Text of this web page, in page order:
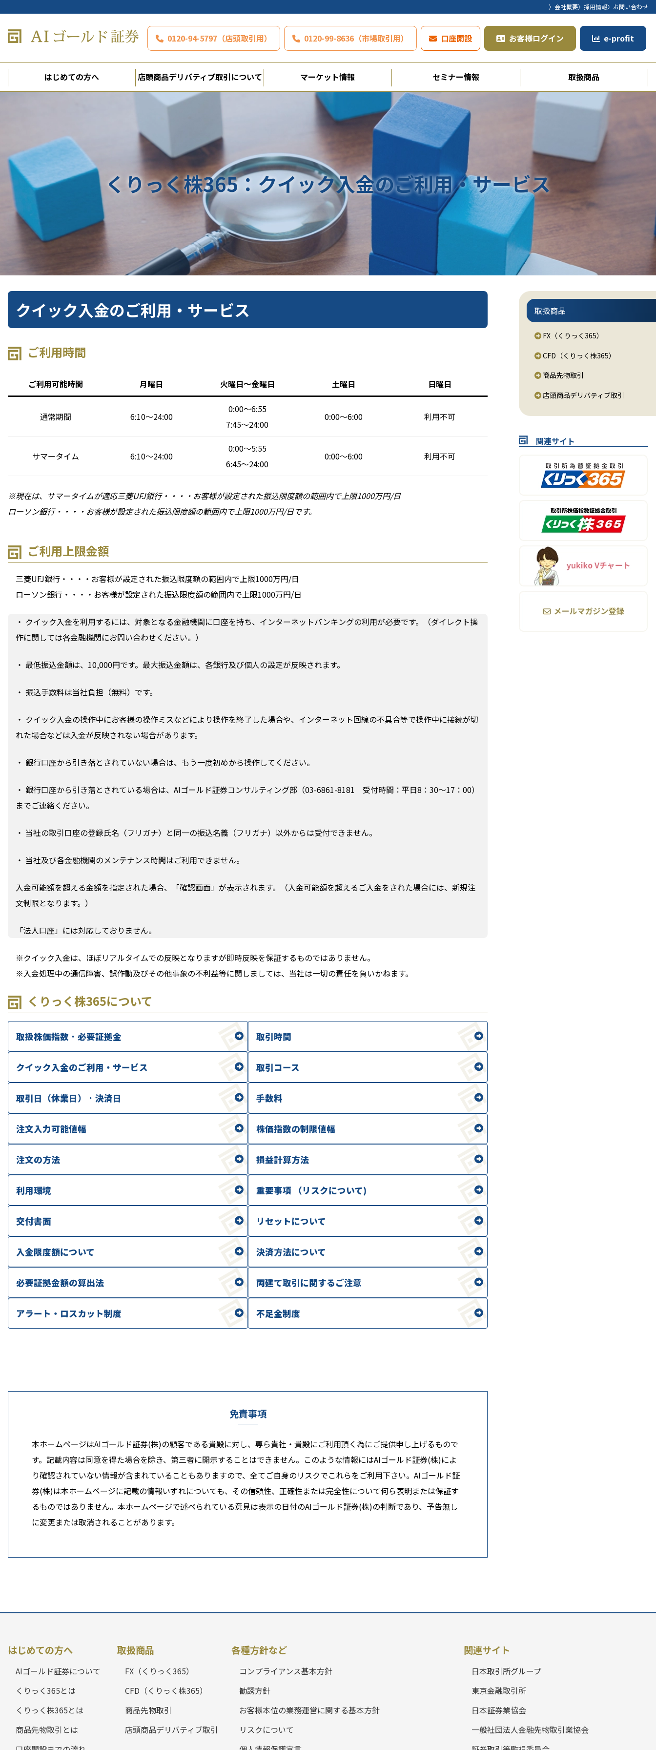
〉会社概要〉採用情報〉お問い合わせ
0120-94-5797（店頭取引用） 0120-99-8636（市場取引用） 口座開設 お客様ログイン e-profit
はじめての方へ 店頭商品デリバティブ取引について マーケット情報 セミナー情報 取扱商品
くりっく株365：クイック入金のご利用・サービス
クイック入金のご利用・サービス
ご利用時間
ご利用可能時間 月曜日 火曜日～金曜日 土曜日 日曜日
通常期間 6:10～24:00
0:00～6:55
7:45～24:00
0:00～6:00 利用不可
サマータイム 6:10～24:00
0:00～5:55
6:45～24:00
0:00～6:00 利用不可
※現在は、サマータイムが適応三菱UFJ銀行・・・・お客様が設定された振込限度額の範囲内で上限1000万円/日
ローソン銀行・・・・お客様が設定された振込限度額の範囲内で上限1000万円/日です。
ご利用上限金額
三菱UFJ銀行・・・・お客様が設定された振込限度額の範囲内で上限1000万円/日
ローソン銀行・・・・お客様が設定された振込限度額の範囲内で上限1000万円/日
・ クイック入金を利用するには、対象となる金融機関に口座を持ち、インターネットバンキングの利用が必要です。（ダイレクト操
作に関しては各金融機関にお問い合わせください。）
・ 最低振込金額は、10,000円です。最大振込金額は、各銀行及び個人の設定が反映されます。
・ 振込手数料は当社負担（無料）です。
・ クイック入金の操作中にお客様の操作ミスなどにより操作を終了した場合や、インターネット回線の不具合等で操作中に接続が切
れた場合などは入金が反映されない場合があります。
・ 銀行口座から引き落とされていない場合は、もう一度初めから操作してください。
・ 銀行口座から引き落とされている場合は、AIゴールド証券コンサルティング部（03-6861-8181 受付時間：平日8：30～17：00）
までご連絡ください。
・ 当社の取引口座の登録氏名（フリガナ）と同一の振込名義（フリガナ）以外からは受付できません。
・ 当社及び各金融機関のメンテナンス時間はご利用できません。
入金可能額を超える金額を指定された場合、「確認画面」が表示されます。（入金可能額を超えるご入金をされた場合には、新規注
文制限となります。）
「法人口座」には対応しておりません。
※クイック入金は、ほぼリアルタイムでの反映となりますが即時反映を保証するものではありません。
※入金処理中の通信障害、誤作動及びその他事象の不利益等に関しましては、当社は一切の責任を負いかねます。
くりっく株365について
取扱株価指数 · 必要証拠金 取引時間
クイック入金のご利用・サービス 取引コース
取引日（休業日） · 決済日 手数料
注文入力可能値幅 株価指数の制限値幅
注文の方法 損益計算方法
利用環境 重要事項 （リスクについて)
交付書面 リセットについて
入金限度額について 決済方法について
必要証拠金額の算出法 両建て取引に関するご注意
アラート・ロスカット制度 不足金制度
免責事項
本ホームページはAIゴールド証券(株)の顧客である貴殿に対し、専ら貴社・貴殿にご利用頂く為にご提供申し上げるもので
す。記載内容は同意を得た場合を除き、第三者に開示することはできません。このような情報にはAIゴールド証券(株)によ
り確認されていない情報が含まれていることもありますので、全てご自身のリスクでこれらをご利用下さい。AIゴールド証
券(株)は本ホームページに記載の情報いずれについても、その信頼性、正確性または完全性について何ら表明または保証す
るものではありません。本ホームページで述べられている意見は表示の日付のAIゴールド証券(株)の判断であり、予告無し
に変更または取消されることがあります。
取扱商品
FX（くりっく365）
CFD（くりっく株365）
商品先物取引
店頭商品デリバティブ取引
関連サイト
はじめての方へ
AIゴールド証券について
くりっく365とは
くりっく株365とは
商品先物取引とは
取扱商品
FX（くりっく365）
CFD（くりっく株365）
商品先物取引
店頭商品デリバティブ取引
各種方針など
コンプライアンス基本方針
勧誘方針
お客様本位の業務運営に関する基本方針
リスクについて
関連サイト
日本取引所グループ
東京金融取引所
日本証券業協会
一般社団法人金融先物取引業協会